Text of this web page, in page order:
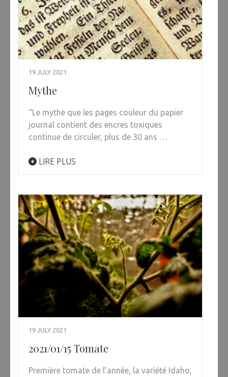
19 JULY 2021
Mythe
“Le mythe que les pages couleur du papier
journal contient des encres toxiques
continue de circuler, plus de 30 ans …
LIRE PLUS
19 JULY 2021
2021/01/15 Tomate
Première tomate de l’année, la variété Idaho,